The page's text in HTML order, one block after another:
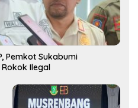
Pemkot Sukabumi
Ilegal